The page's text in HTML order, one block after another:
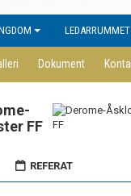
LEDARRUMMET
Dokument
FF
REFERAT